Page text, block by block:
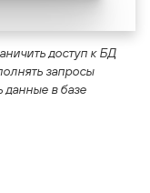
доступ к БД
запросы
данные в базе